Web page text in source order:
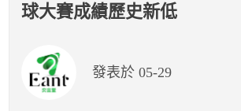
開賽列表
球大賽成績歷史新低
發表於 05-29